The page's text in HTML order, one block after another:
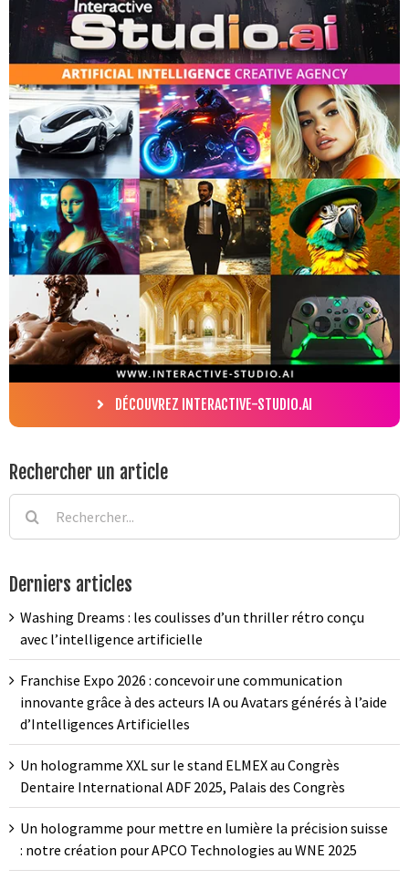
DÉCOUVREZ INTERACTIVE-STUDIO.AI
Rechercher un article
Rechercher:
Derniers articles
Washing Dreams : les coulisses d’un thriller rétro conçu
avec l’intelligence artificielle
Franchise Expo 2026 : concevoir une communication
innovante grâce à des acteurs IA ou Avatars générés à l’aide
d’Intelligences Artificielles
Un hologramme XXL sur le stand ELMEX au Congrès
Dentaire International ADF 2025, Palais des Congrès
Un hologramme pour mettre en lumière la précision suisse
: notre création pour APCO Technologies au WNE 2025